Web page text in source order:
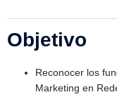
Objetivo
Reconocer los
Marketing en